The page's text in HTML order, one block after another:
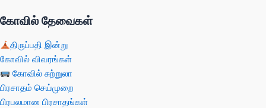
கோவில் தேவைகள்
திருப்பதி இன்று
கோவில் விவரங்கள்
கோவில் சுற்றுலா
பிரசாதம் செய்முறை
பிரபலமான பிரசாதங்கள்